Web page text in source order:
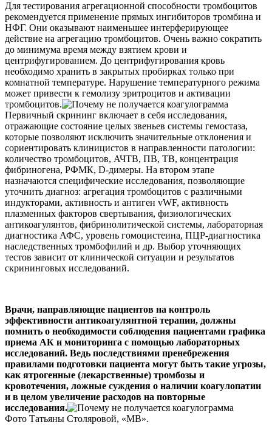
Для тестирования агрегационной способности тромбоцитов
рекомендуется применение прямых ингибиторов тромбина и
НФГ. Они оказывают наименьшее интерферирующее
действие на агрегацию тромбоцитов. Очень важно сократить
до минимума время между взятием крови и
центрифугированием. До центрифугирования кровь
необходимо хранить в закрытых пробирках только при
комнатной температуре. Нарушение температурного режима
может привести к гемолизу эритроцитов и активации
тромбоцитов.
Первичный скрининг включает в себя исследования,
отражающие состояние целых звеньев системы гемостаза,
которые позволяют исключить значительные отклонения и
сориентировать клиницистов в направленности патологии:
количество тромбоцитов, АЧТВ, ПВ, ТВ, концентрация
фибриногена, РФМК, D-димеры. На втором этапе
назначаются специфические исследования, позволяющие
уточнить диагноз: агрегация тромбоцитов с различными
индукторами, активность и антиген vWF, активность
плазменных факторов свертывания, физиологических
антикоагулянтов, фибринолитической системы, лабораторная
диагностика АФС, уровень гомоцистеина, ПЦР-диагностика
наследственных тромбофилий и др. Выбор уточняющих
тестов зависит от клинической ситуации и результатов
скрининговых исследований.
Врачи, направляющие пациентов на контроль
эффективности антикоагулянтной терапии, должны
помнить о необходимости соблюдения пациентами графика
приема АК и мониторинга с помощью лабораторных
исследований. Ведь последствиями пренебрежения
правилами подготовки пациента могут быть такие угрозы,
как ятрогенные (лекарственные) тромбозы и
кровотечения, ложные суждения о наличии коагулопатии
и в целом увеличение расходов на повторные
исследования.
Фото Татьяны Столяровой, «МВ».